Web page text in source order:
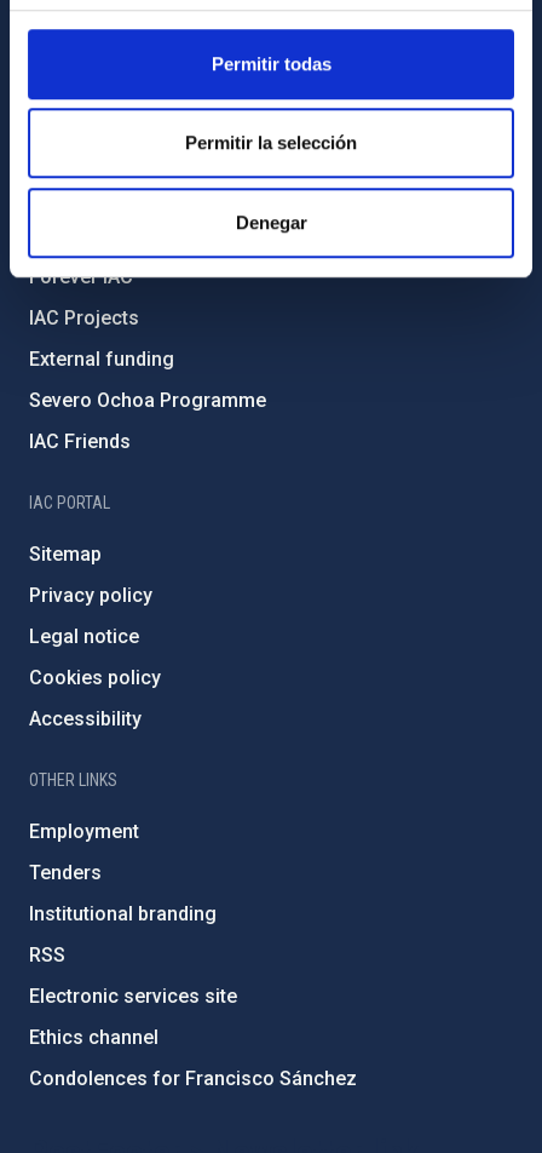
Permitir todas
Permitir la selección
Denegar
Transparency
Code of ethics and anti-fraud policy
Gender equality and diversity
Environment and Sustainability
Forever IAC
IAC Projects
External funding
Severo Ochoa Programme
IAC Friends
IAC PORTAL
Sitemap
Privacy policy
Legal notice
Cookies policy
Accessibility
OTHER LINKS
Employment
Tenders
Institutional branding
RSS
Electronic services site
Ethics channel
Condolences for Francisco Sánchez